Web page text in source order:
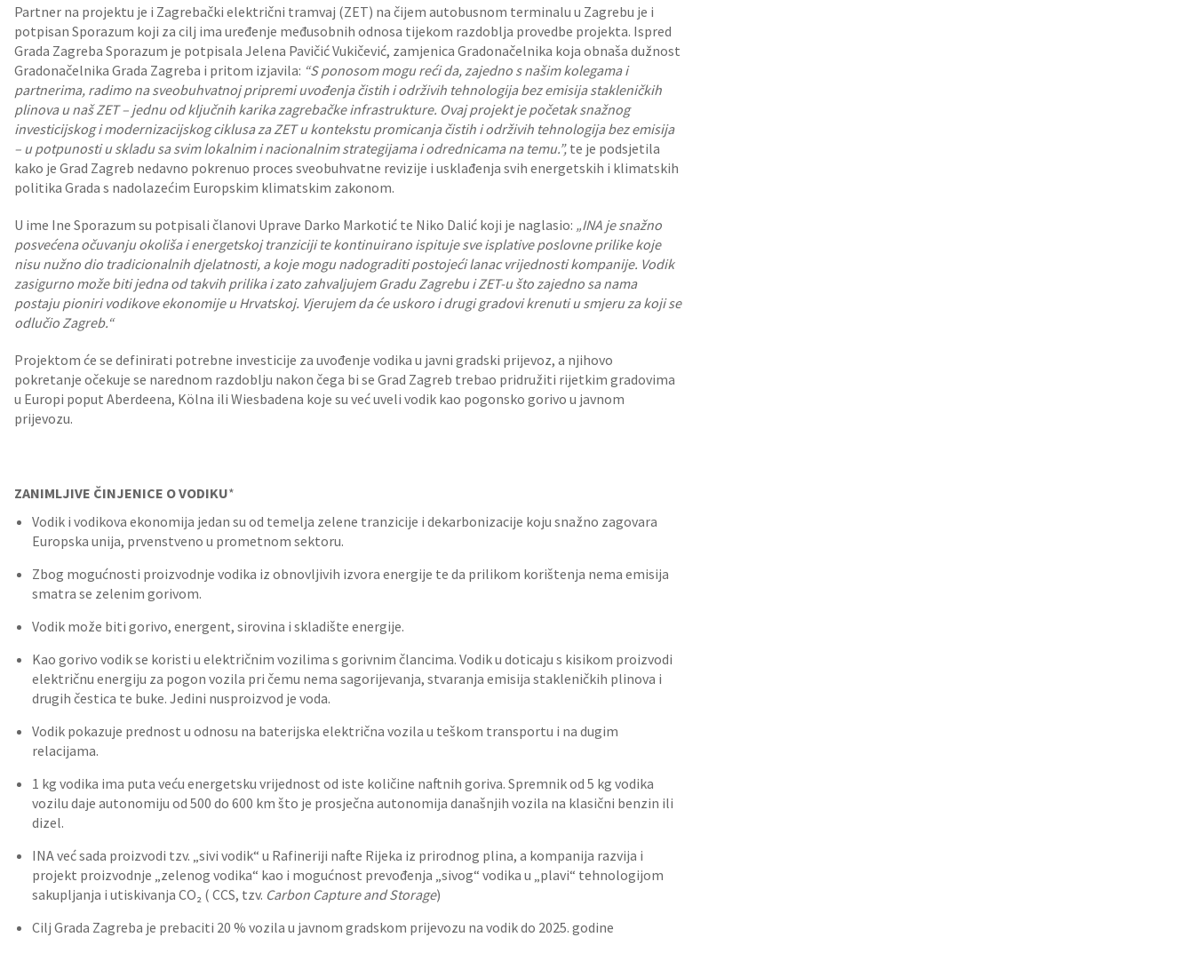
Partner na projektu je i Zagrebački električni tramvaj (ZET) na čijem autobusnom terminalu u Zagrebu je i
potpisan Sporazum koji za cilj ima uređenje međusobnih odnosa tijekom razdoblja provedbe projekta. Ispred
Grada Zagreba Sporazum je potpisala Jelena Pavičić Vukičević, zamjenica Gradonačelnika koja obnaša dužnost
Gradonačelnika Grada Zagreba i pritom izjavila: “S ponosom mogu reći da, zajedno s našim kolegama i
partnerima, radimo na sveobuhvatnoj pripremi uvođenja čistih i održivih tehnologija bez emisija stakleničkih
plinova u naš ZET – jednu od ključnih karika zagrebačke infrastrukture. Ovaj projekt je početak snažnog
investicijskog i modernizacijskog ciklusa za ZET u kontekstu promicanja čistih i održivih tehnologija bez emisija
– u potpunosti u skladu sa svim lokalnim i nacionalnim strategijama i odrednicama na temu.”, te je podsjetila
kako je Grad Zagreb nedavno pokrenuo proces sveobuhvatne revizije i usklađenja svih energetskih i klimatskih
politika Grada s nadolazećim Europskim klimatskim zakonom.
U ime Ine Sporazum su potpisali članovi Uprave Darko Markotić te Niko Dalić koji je naglasio: „INA je snažno
posvećena očuvanju okoliša i energetskoj tranziciji te kontinuirano ispituje sve isplative poslovne prilike koje
nisu nužno dio tradicionalnih djelatnosti, a koje mogu nadograditi postojeći lanac vrijednosti kompanije. Vodik
zasigurno može biti jedna od takvih prilika i zato zahvaljujem Gradu Zagrebu i ZET-u što zajedno sa nama
postaju pioniri vodikove ekonomije u Hrvatskoj. Vjerujem da će uskoro i drugi gradovi krenuti u smjeru za koji se
odlučio Zagreb.“
Projektom će se definirati potrebne investicije za uvođenje vodika u javni gradski prijevoz, a njihovo
pokretanje očekuje se narednom razdoblju nakon čega bi se Grad Zagreb trebao pridružiti rijetkim gradovima
u Europi poput Aberdeena, Kölna ili Wiesbadena koje su već uveli vodik kao pogonsko gorivo u javnom
prijevozu.
ZANIMLJIVE ČINJENICE O VODIKU*
Vodik i vodikova ekonomija jedan su od temelja zelene tranzicije i dekarbonizacije koju snažno zagovara
Europska unija, prvenstveno u prometnom sektoru.
Zbog mogućnosti proizvodnje vodika iz obnovljivih izvora energije te da prilikom korištenja nema emisija
smatra se zelenim gorivom.
Vodik može biti gorivo, energent, sirovina i skladište energije.
Kao gorivo vodik se koristi u električnim vozilima s gorivnim člancima. Vodik u doticaju s kisikom proizvodi
električnu energiju za pogon vozila pri čemu nema sagorijevanja, stvaranja emisija stakleničkih plinova i
drugih čestica te buke. Jedini nusproizvod je voda.
Vodik pokazuje prednost u odnosu na baterijska električna vozila u teškom transportu i na dugim
relacijama.
1 kg vodika ima puta veću energetsku vrijednost od iste količine naftnih goriva. Spremnik od 5 kg vodika
vozilu daje autonomiju od 500 do 600 km što je prosječna autonomija današnjih vozila na klasični benzin ili
dizel.
INA već sada proizvodi tzv. „sivi vodik“ u Rafineriji nafte Rijeka iz prirodnog plina, a kompanija razvija i
projekt proizvodnje „zelenog vodika“ kao i mogućnost prevođenja „sivog“ vodika u „plavi“ tehnologijom
sakupljanja i utiskivanja CO₂ ( CCS, tzv. Carbon Capture and Storage)
Cilj Grada Zagreba je prebaciti 20 % vozila u javnom gradskom prijevozu na vodik do 2025. godine